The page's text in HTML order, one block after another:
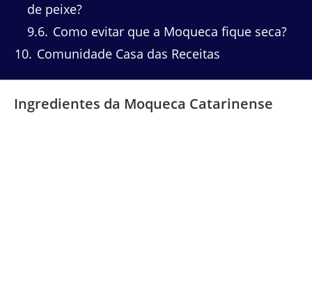
de peixe?
9.6 Como evitar que a Moqueca fique seca?
10 Comunidade Casa das Receitas
Ingredientes da Moqueca Catarinense